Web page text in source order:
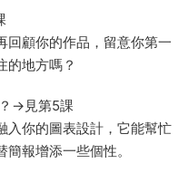
回顧你的作品，留意你第一
的地方嗎？
→見第5課
入你的圖表設計，它能幫忙
報增添一些個性。